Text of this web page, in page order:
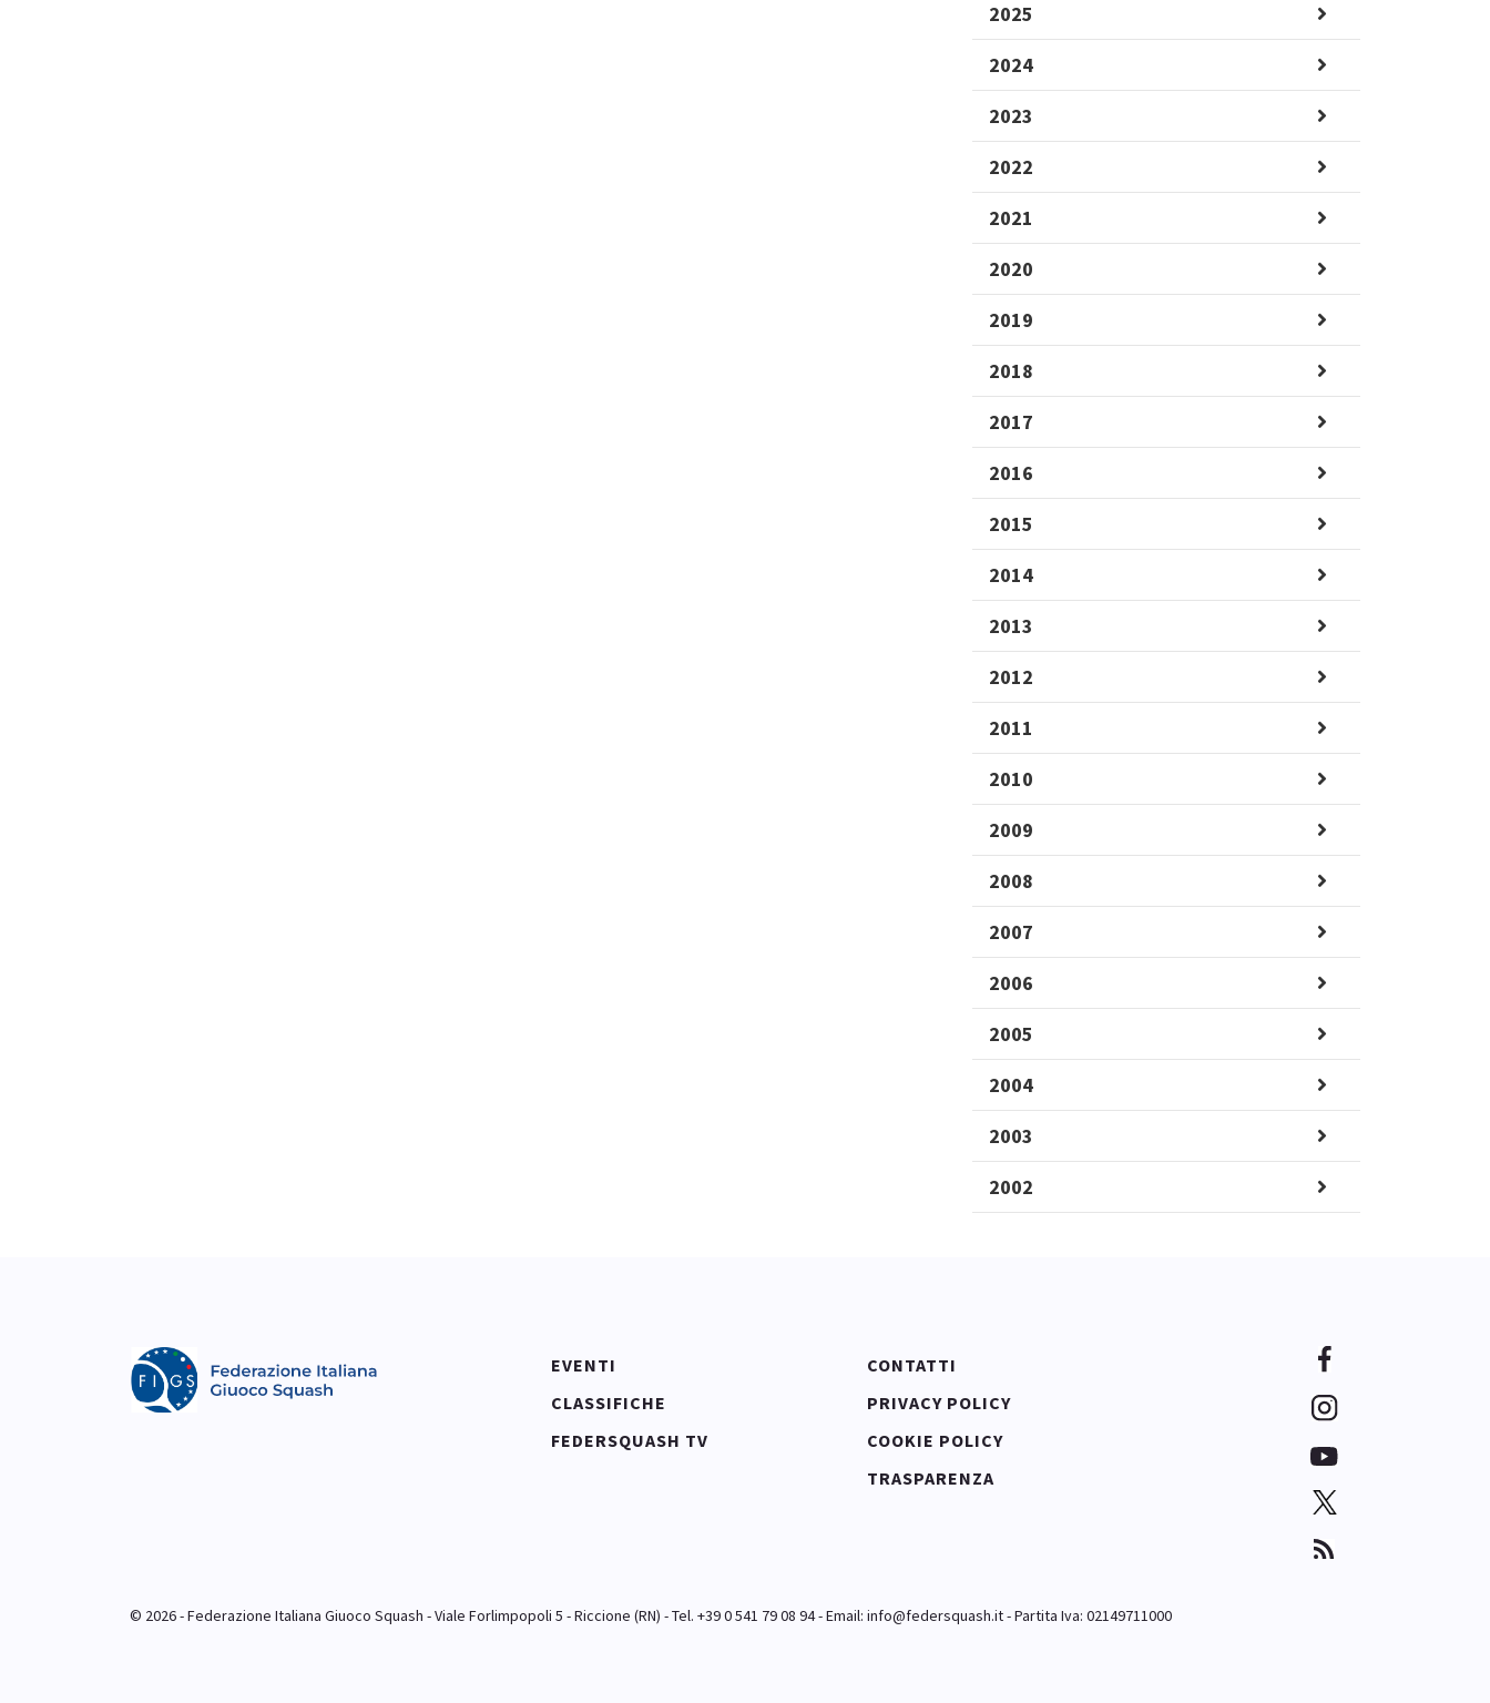
2025
2024
2023
2022
2021
2020
2019
2018
2017
2016
2015
2014
2013
2012
2011
2010
2009
2008
2007
2006
2005
2004
2003
2002
EVENTI
CLASSIFICHE
FEDERSQUASH TV
CONTATTI
PRIVACY POLICY
COOKIE POLICY
TRASPARENZA
© 2026 - Federazione Italiana Giuoco Squash - Viale Forlimpopoli 5 - Riccione (RN) - Tel. +39 0 541 79 08 94 - Email: info@federsquash.it- Partita Iva: 02149711000